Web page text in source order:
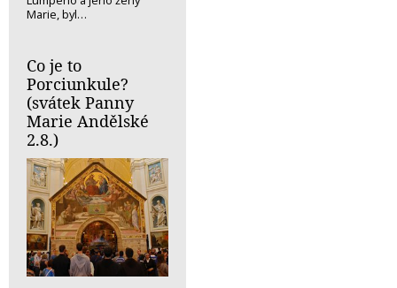
Marie, byl…
Co je to
Porciunkule?
(svátek Panny
Marie Andělské
2.8.)